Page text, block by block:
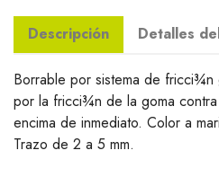
Descripción Detalles
Borrable por sistema de fricci¾n
por la fricci¾n de la goma
encima de inmediato. Color a
Trazo de 2 a 5 mm.